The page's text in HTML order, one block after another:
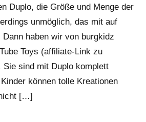
Duplo, die Größe und Menge der
unmöglich, das mit auf
haben wir von burgkidz
Toys (affiliate-Link zu
Sie sind mit Duplo komplett
können tolle Kreationen
[…]